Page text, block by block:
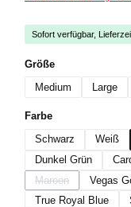
Sofort verfügbar,
Größeauswählen
Medium
Large
Farbeauswählen
Schwarz
Weiß
Dunkel Grün
Maroon
(Diese Option ist
Vegas
True Royal Blue